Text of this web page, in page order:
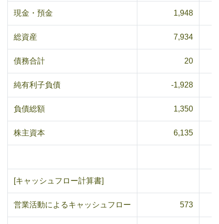
現金・預金 1,948
総資産 7,934
債務合計 20
純有利子負債 -1,928
負債総額 1,350
株主資本 6,135
[キャッシュフロー計算書]
営業活動によるキャッシュフロー 573